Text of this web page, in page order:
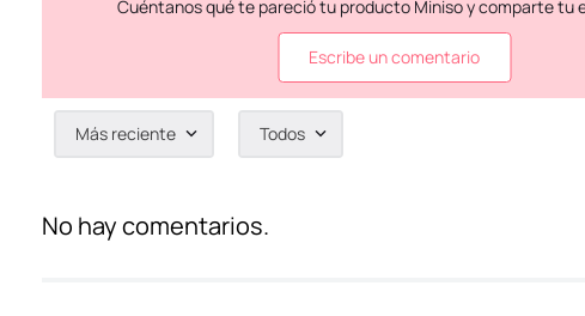
Escribe un comentario
Agregar comentario
Más reciente Todos
No hay comentarios.